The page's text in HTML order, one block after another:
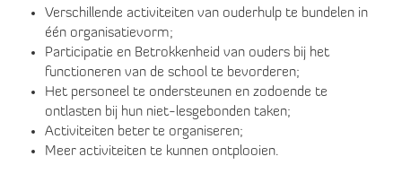
Verschillende activiteiten van ouderhulp te bundelen in
één organisatievorm;
Participatie en Betrokkenheid van ouders bij het
functioneren van de school te bevorderen;
Het personeel te ondersteunen en zodoende te
ontlasten bij hun niet-lesgebonden taken;
Activiteiten beter te organiseren;
Meer activiteiten te kunnen ontplooien.